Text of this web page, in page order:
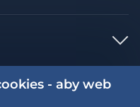
- aby web